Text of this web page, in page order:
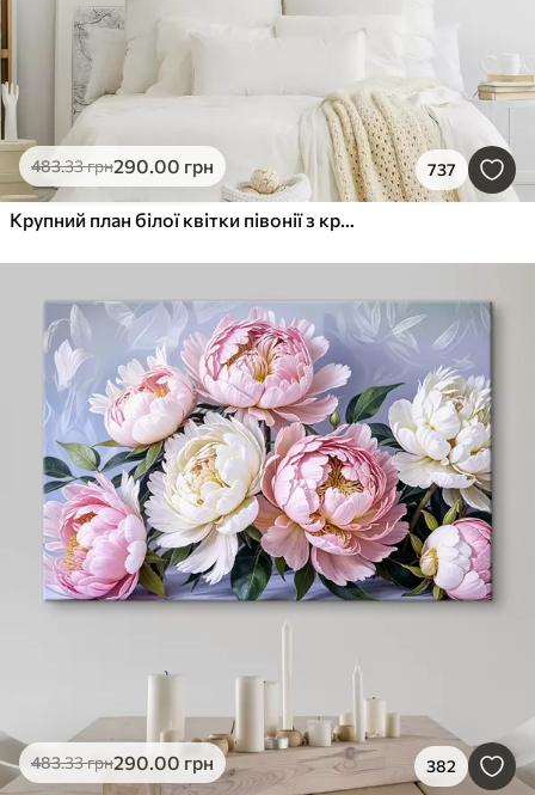
483.33грн290.00 грн 737
Крупний план білої квітки півонії з крапельками води на пелюстках на розмитому фоні
483.33грн290.00 грн 382